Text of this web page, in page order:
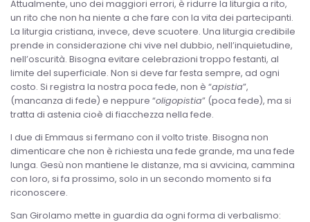
Attualmente, uno dei maggiori errori, è ridurre la liturgia a rito,
un rito che non ha niente a che fare con la vita dei partecipanti.
La liturgia cristiana, invece, deve scuotere. Una liturgia credibile
prende in considerazione chi vive nel dubbio, nell’inquietudine,
nell’oscurità. Bisogna evitare celebrazioni troppo festanti, al
limite del superficiale. Non si deve far festa sempre, ad ogni
costo. Si registra la nostra poca fede, non è “apistia”,
(mancanza di fede) e neppure “oligopistia” (poca fede), ma si
tratta di astenia cioè di fiacchezza nella fede.
I due di Emmaus si fermano con il volto triste. Bisogna non
dimenticare che non è richiesta una fede grande, ma una fede
lunga. Gesù non mantiene le distanze, ma si avvicina, cammina
con loro, si fa prossimo, solo in un secondo momento si fa
riconoscere.
San Girolamo mette in guardia da ogni forma di verbalismo: